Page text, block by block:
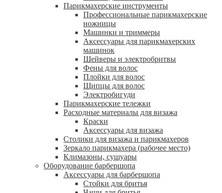
Парикмахерские инструменты
Профессиональные парикмахерские
ножницы
Машинки и триммеры
Аксессуары для парикмахерских
машинок
Шейверы и электробритвы
Фены для волос
Плойки для волос
Щипцы для волос
Электробигуди
Парикмахерские тележки
Расходные материалы для визажа
Краски
Аксессуары для визажа
Столики для визажа и парикмахеров
Зеркало парикмахера (рабочее место)
Климазоны, сушуары
Оборудование барбершопа
Аксессуары для барбершопа
Стойки для бритья